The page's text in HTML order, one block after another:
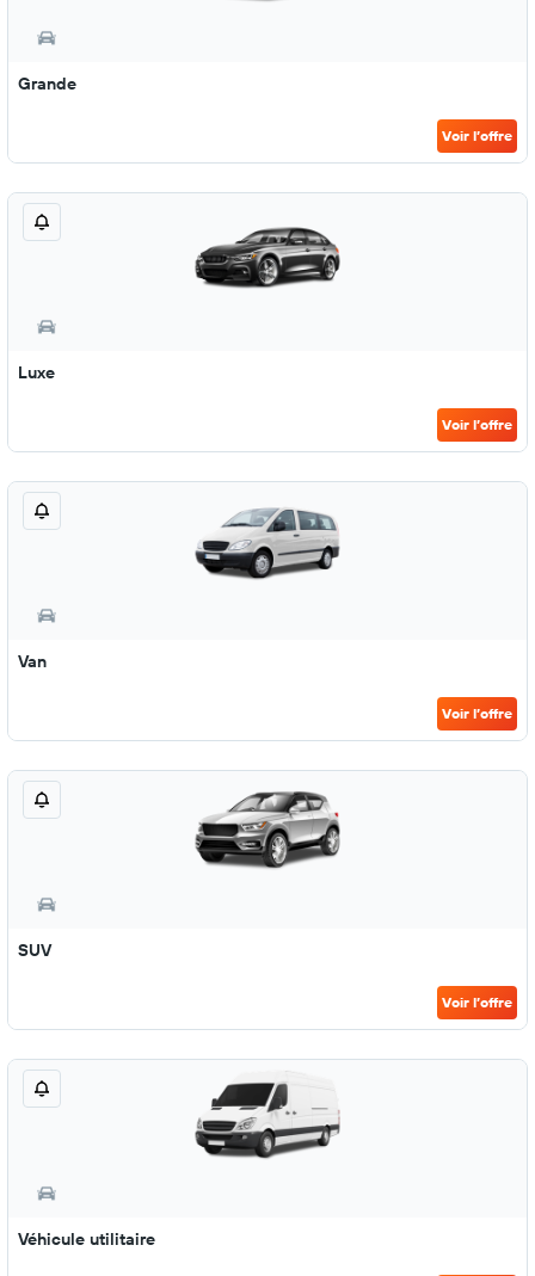
Grande
Voir l’offre
Luxe
Voir l’offre
Van
Voir l’offre
SUV
Voir l’offre
Véhicule utilitaire